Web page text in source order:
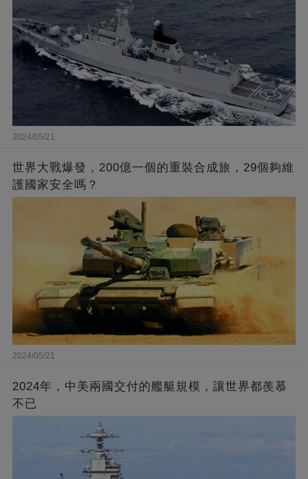
2024/05/21
世界大戰爆發，200億一個的重裝合成旅，29個夠維
護國家安全嗎？
2024/05/21
2024年，中美兩國交付的艦艇規模，讓世界都羨慕
不已